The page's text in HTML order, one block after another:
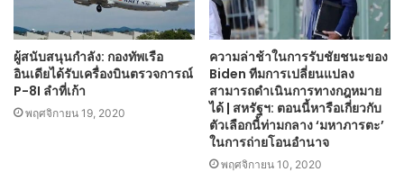
ผู้สนับสนุนกำลัง: กองทัพเรือ
อินเดียได้รับเครื่องบินตรวจการณ์
P-8I ลำที่เก้า
พฤศจิกายน 19, 2020
ความล่าช้าในการรับชัยชนะของ
Biden ทีมการเปลี่ยนแปลง
สามารถดำเนินการทางกฎหมาย
ได้ | สหรัฐฯ: ตอนนี้หารือเกี่ยวกับ
ตัวเลือกนี้ท่ามกลาง ‘มหาภารตะ’
ในการถ่ายโอนอำนาจ
พฤศจิกายน 10, 2020